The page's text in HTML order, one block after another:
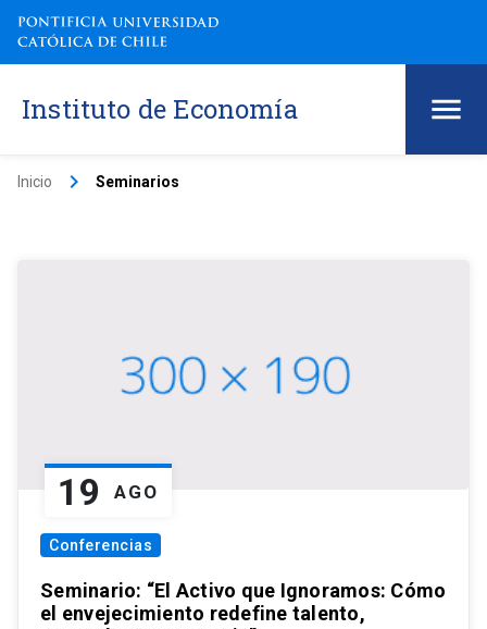
Instituto de Economía
Inicio keyboard_arrow_right Seminarios
19 AGO
Conferencias
Seminario: “El Activo que Ignoramos: Cómo
el envejecimiento redefine talento,